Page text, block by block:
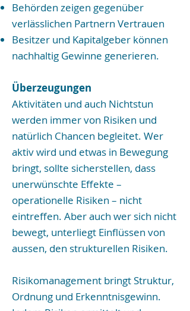
Behörden zeigen gegenüber
verlässlichen Partnern Vertrauen
Besitzer und Kapitalgeber können
nachhaltig Gewinne generieren.
Überzeugungen
Aktivitäten und auch Nichtstun
werden immer von Risiken und
natürlich Chancen begleitet. Wer
aktiv wird und etwas in Bewegung
bringt, sollte sicherstellen, dass
unerwünschte Effekte –
operationelle Risiken – nicht
eintreffen. Aber auch wer sich nicht
bewegt, unterliegt Einflüssen von
aussen, den strukturellen Risiken.
Risikomanagement bringt Struktur,
Ordnung und Erkenntnisgewinn.